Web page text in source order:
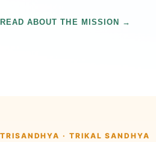
READ ABOUT THE MISSION
TRISANDHYA · TRIKAL SANDHYA